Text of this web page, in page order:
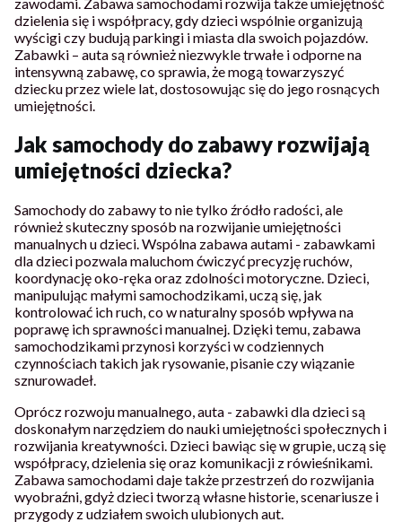
dzielenia się i współpracy, gdy dzieci wspólnie organizują
wyścigi czy budują parkingi i miasta dla swoich pojazdów.
Zabawki – auta są również niezwykle trwałe i odporne na
intensywną zabawę, co sprawia, że mogą towarzyszyć
dziecku przez wiele lat, dostosowując się do jego rosnących
umiejętności.
Jak samochody do zabawy rozwijają
umiejętności dziecka?
Samochody do zabawy to nie tylko źródło radości, ale
również skuteczny sposób na rozwijanie umiejętności
manualnych u dzieci. Wspólna zabawa autami - zabawkami
dla dzieci pozwala maluchom ćwiczyć precyzję ruchów,
koordynację oko-ręka oraz zdolności motoryczne. Dzieci,
manipulując małymi samochodzikami, uczą się, jak
kontrolować ich ruch, co w naturalny sposób wpływa na
poprawę ich sprawności manualnej. Dzięki temu, zabawa
samochodzikami przynosi korzyści w codziennych
czynnościach takich jak rysowanie, pisanie czy wiązanie
sznurowadeł.
Oprócz rozwoju manualnego, auta - zabawki dla dzieci są
doskonałym narzędziem do nauki umiejętności społecznych i
rozwijania kreatywności. Dzieci bawiąc się w grupie, uczą się
współpracy, dzielenia się oraz komunikacji z rówieśnikami.
Zabawa samochodami daje także przestrzeń do rozwijania
wyobraźni, gdyż dzieci tworzą własne historie, scenariusze i
przygody z udziałem swoich ulubionych aut.